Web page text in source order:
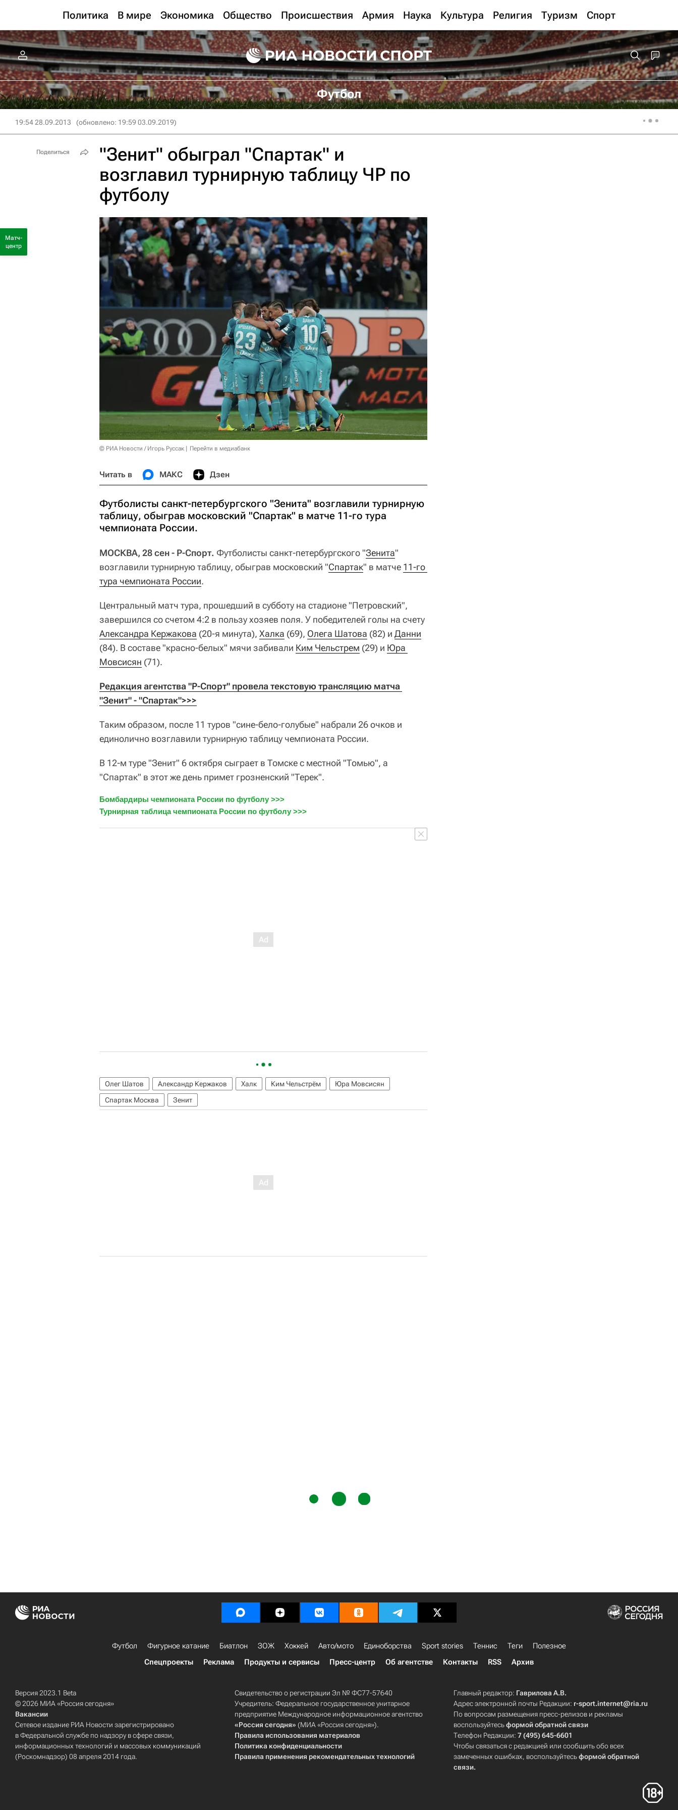
Политика В мире Экономика Общество Происшествия Армия Наука Культура Религия Туризм Спорт
Футбол
19:54 28.09.2013 (обновлено: 19:59 03.09.2019)
"Зенит" обыграл "Спартак" и
возглавил турнирную таблицу ЧР по
футболу
© РИА Новости / Игорь Руссак Перейти в медиабанк
Читать в МАКС Дзен
Футболисты санкт-петербургского "Зенита" возглавили турнирную
таблицу, обыграв московский "Спартак" в матче 11-го тура
чемпионата России.
МОСКВА, 28 сен - Р-Спорт. Футболисты санкт-петербургского "Зенита"
возглавили турнирную таблицу, обыграв московский "Спартак" в матче 11-го
тура чемпионата России.
Центральный матч тура, прошедший в субботу на стадионе "Петровский",
завершился со счетом 4:2 в пользу хозяев поля. У победителей голы на счету
Александра Кержакова (20-я минута), Халка (69), Олега Шатова (82) и Данни
(84). В составе "красно-белых" мячи забивали Ким Чельстрем (29) и Юра
Мовсисян (71).
Редакция агентства "Р-Спорт" провела текстовую трансляцию матча
"Зенит" - "Спартак">>>
Таким образом, после 11 туров "сине-бело-голубые" набрали 26 очков и
единолично возглавили турнирную таблицу чемпионата России.
В 12-м туре "Зенит" 6 октября сыграет в Томске с местной "Томью", а
"Спартак" в этот же день примет грозненский "Терек".
Бомбардиры чемпионата России по футболу >>>
Турнирная таблица чемпионата России по футболу >>>
Олег Шатов Александр Кержаков Халк Ким Чельстрём
Юра Мовсисян
Спартак Москва
Зенит
Поделиться
Матч-
центр
Футбол Фигурное катание Биатлон ЗОЖ Хоккей Авто/мото Единоборства Sport stories Теннис Теги
Полезное
Спецпроекты
Реклама Продукты и сервисы Пресс-центр Об агентстве Контакты RSS Архив
Версия 2023.1 Beta
© 2026 МИА «Россия сегодня»
Вакансии
Сетевое издание РИА Новости зарегистрировано
в Федеральной службе по надзору в сфере связи,
информационных технологий и массовых коммуникаций
(Роскомнадзор) 08 апреля 2014 года.
Свидетельство о регистрации Эл № ФС77-57640
Учредитель: Федеральное государственное унитарное
предприятие Международное информационное агентство
«Россия сегодня» (МИА «Россия сегодня»).
Правила использования материалов
Политика конфиденциальности
Правила применения рекомендательных технологий
Главный редактор: Гаврилова А.В.
Адрес электронной почты Редакции: r-sport.internet@ria.ru
По вопросам размещения пресс-релизов и рекламы
воспользуйтесьформой обратной связи
Телефон Редакции:7 (495) 645-6601
Чтобы связаться с редакцией или сообщить обо всех
замеченных ошибках, воспользуйтесьформой обратной
связи.